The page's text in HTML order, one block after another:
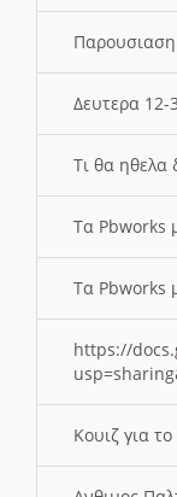
Δευτερα 12-
Τι θα ηθελα
Τα Pbworks
Τα Pbworks
https://
Κουιζ για το